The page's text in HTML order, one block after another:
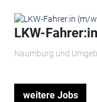
LKW-
Naumburg und
weitere Jobs